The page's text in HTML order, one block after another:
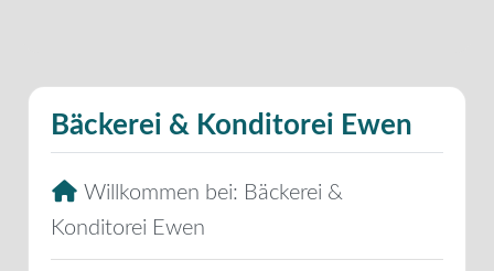
Bäckerei & Konditorei Ewen
Willkommen bei: Bäckerei &
Konditorei Ewen